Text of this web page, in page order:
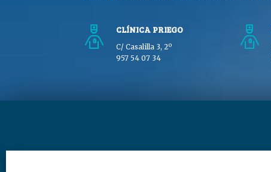
CLÍNICA PRIEGO
C/ Casalilla 3, 2º
957 54 07 34